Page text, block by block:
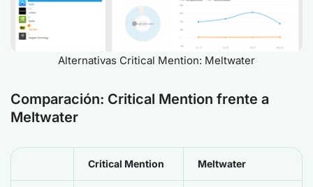
Alternativas Critical Mention: Meltwater
Comparación: Critical Mention frente a
Meltwater
Critical Mention Meltwater